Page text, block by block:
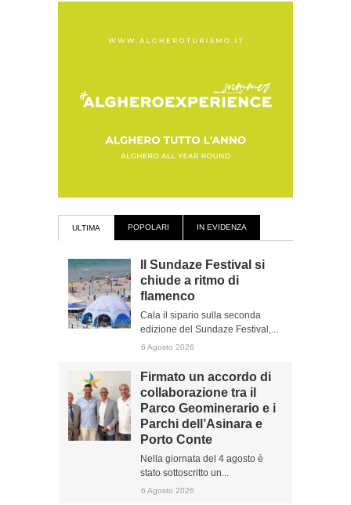
ULTIMA POPOLARI IN EVIDENZA
Il Sundaze Festival si
chiude a ritmo di
flamenco
Cala il sipario sulla seconda
edizione del Sundaze Festival,...
6 Agosto 2026
Firmato un accordo di
collaborazione tra il
Parco Geominerario e i
Parchi dell’Asinara e
Porto Conte
Nella giornata del 4 agosto è
stato sottoscritto un...
6 Agosto 2026